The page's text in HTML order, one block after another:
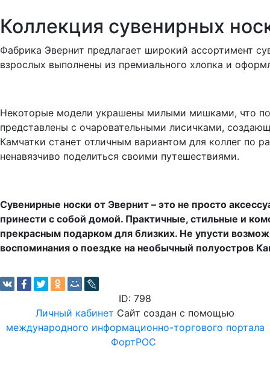
Коллекция сувенирных
Фабрика Эвернит предлагает широкий ассортимент
взрослых выполнены из премиального хлопка и
Некоторые модели украшены милыми мишками, что
представлены с очаровательными лисичками,
Камчатки станет отличным вариантом для коллег по
ненавязчиво поделиться своими путешествиями.
Сувенирные носки от Эвернит – это не просто
принести с собой домой. Практичные, стильные и
прекрасным подарком для близких. Не упусти
воспоминания о поездке на необычный полуостров
ID: 798
Личный кабинет Сайт создан с помощью
международного информационно-торгового портала
ФортРОС